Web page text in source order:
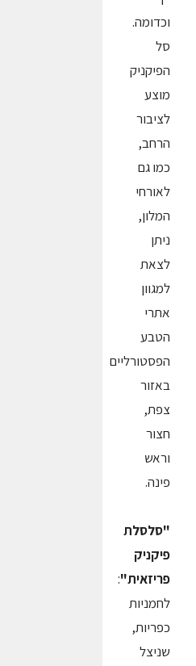
וכדומה.
סל
הפיקניק
מוצע
לציבור
הרחב,
כמו גם
לאורחי
המלון,
ניתן
לצאת
למגוון
אתרי
הטבע
הפסטורליים
באזור
צפת,
חצור
וראש
פינה.
"סלסלת
פיקניק
פריזאית":
לחמניות
כפריות,
שניצל